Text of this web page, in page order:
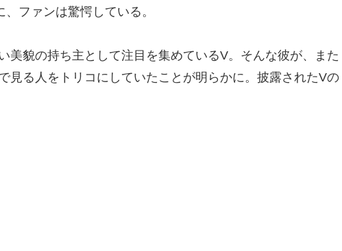
ファンは驚愕している。
美貌の持ち主として注目を集めているV。そんな彼が、また
見る人をトリコにしていたことが明らかに。披露されたVの